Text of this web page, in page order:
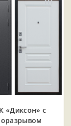
«Диксон» с